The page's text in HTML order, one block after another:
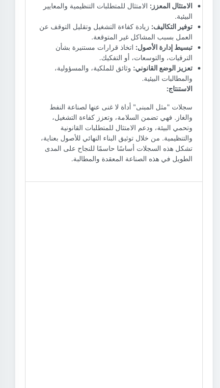
الامتثال المعزز: الامتثال للمتطلبات التنظيمية والمعايير
البيئية.
توفير التكاليف: زيادة كفاءة التشغيل وتقليل التوقف عن
العمل بسبب المشاكل غير المتوقعة.
تبسيط إدارة الأصول: اتخاذ قرارات مستنيرة بشأن
الترقيات، والتوسعات، أو التفكيك.
تعزيز الوضع القانوني: وثائق للملكية، والمسؤولية،
والمطالبات البيئية.
الاستنتاج:
سجلات "مثل المبنى" أداة لا غنى عنها لصناعة النفط
والغاز. فهي تضمن السلامة، وتعزز كفاءة التشغيل،
وتحمي البيئة، ودعم الامتثال للمتطلبات القانونية
والتنظيمية. من خلال توثيق البناء النهائي للأصول بعناية،
تشكل هذه السجلات أساسًا حاسمًا للنجاح على المدى
الطويل في هذه الصناعة المعقدة والمطالبة.